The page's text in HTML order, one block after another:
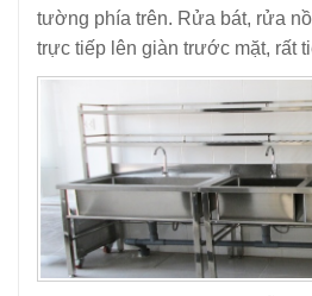
tường phía trên. Rửa bát, rửa
trực tiếp lên giàn trước mặt, rất